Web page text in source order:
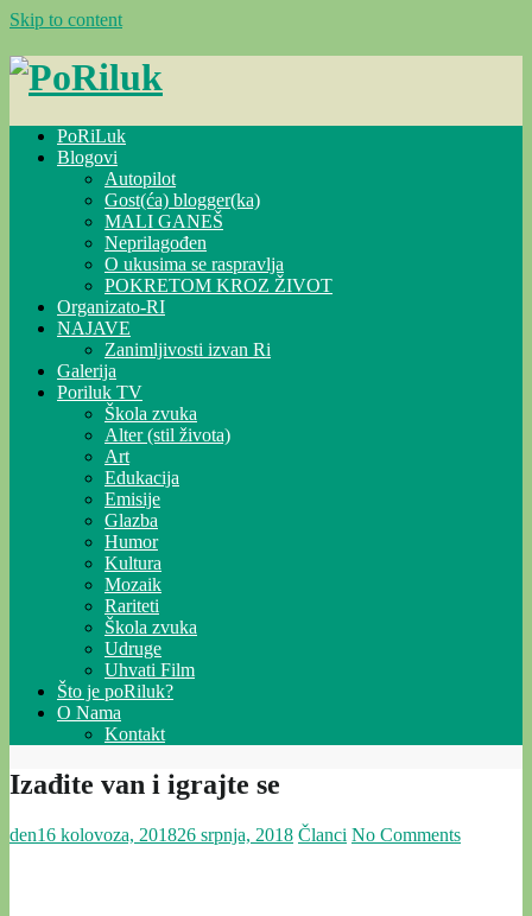
Skip to content
PoRiLuk
Blogovi
Autopilot
Gost(ća) blogger(ka)
MALI GANEŠ
Neprilagođen
O ukusima se raspravlja
POKRETOM KROZ ŽIVOT
Organizato-RI
NAJAVE
Zanimljivosti izvan Ri
Galerija
Poriluk TV
Škola zvuka
Alter (stil života)
Art
Edukacija
Emisije
Glazba
Humor
Kultura
Mozaik
Rariteti
Škola zvuka
Udruge
Uhvati Film
Što je poRiluk?
O Nama
Kontakt
Izađite van i igrajte se
den16 kolovoza, 201826 srpnja, 2018 Članci No Comments